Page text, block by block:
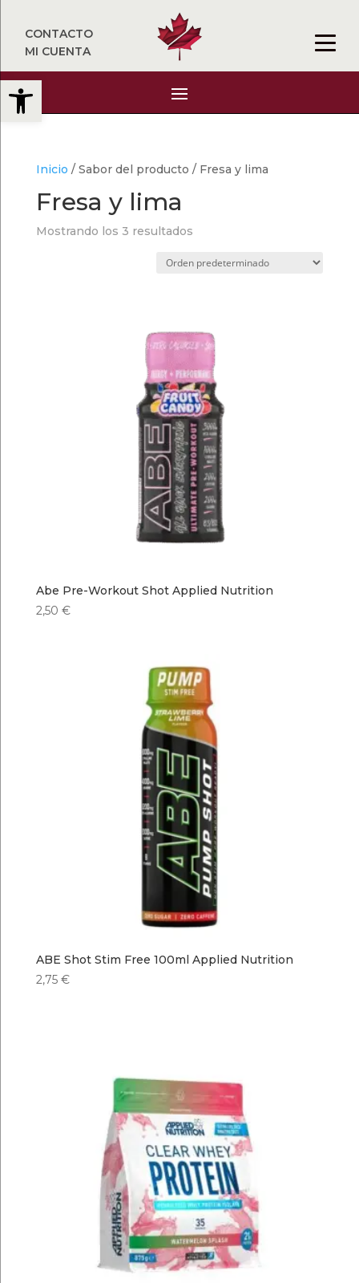
Abrir barra de herramientas
CONTACTO
MI CUENTA
Inicio / Sabor del producto / Fresa y lima
Fresa y lima
Mostrando los 3 resultados
Abe Pre-Workout Shot Applied Nutrition
2,50 €
ABE Shot Stim Free 100ml Applied Nutrition
2,75 €